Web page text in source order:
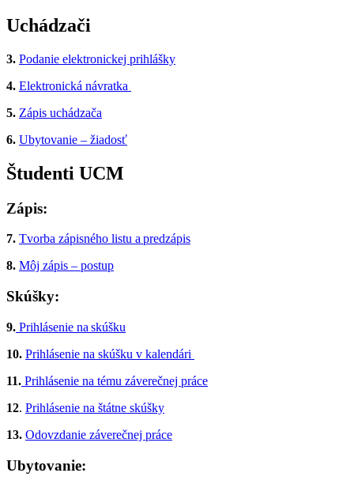
Uchádzači
3. Podanie elektronickej prihlášky
4. Elektronická návratka
5. Zápis uchádzača
6. Ubytovanie – žiadosť
Študenti UCM
Zápis:
7. Tvorba zápisného listu a predzápis
8. Môj zápis – postup
Skúšky:
9. Prihlásenie na skúšku
10. Prihlásenie na skúšku v kalendári
11. Prihlásenie na tému záverečnej práce
12. Prihlásenie na štátne skúšky
13. Odovzdanie záverečnej práce
Ubytovanie: